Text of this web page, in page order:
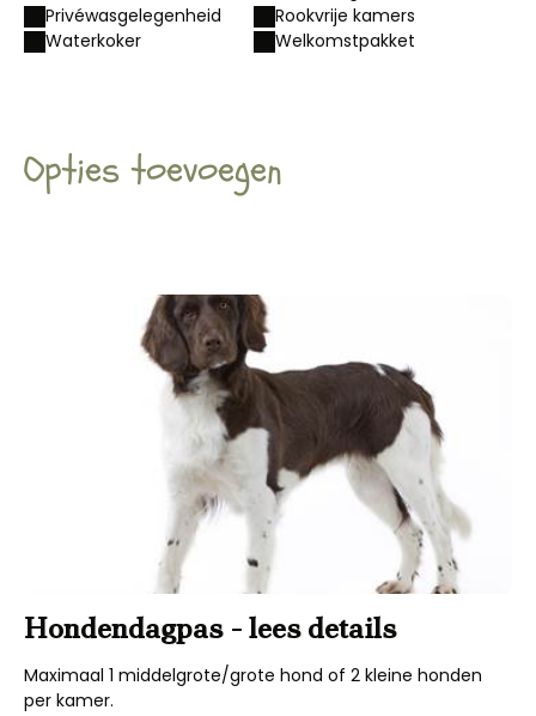
Privéwasgelegenheid
Rookvrije kamers
Waterkoker
Welkomstpakket
Opties toevoegen
Hondendagpas - lees details
Maximaal 1 middelgrote/grote hond of 2 kleine honden
per kamer.